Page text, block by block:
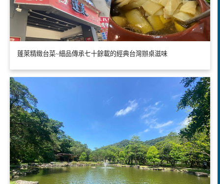
蓬萊精緻台菜~細品傳承七十餘載的經典台灣辦桌滋味